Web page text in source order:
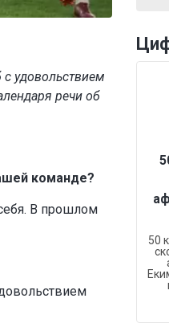
с удовольствием
речи об
команде?
В прошлом
50